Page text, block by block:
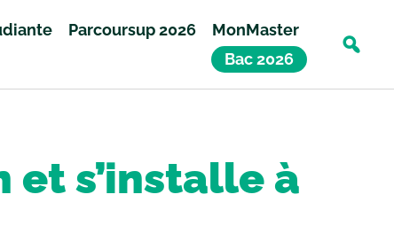
Parcoursup 2026
MonMaster
Bac 2026
s’installe à